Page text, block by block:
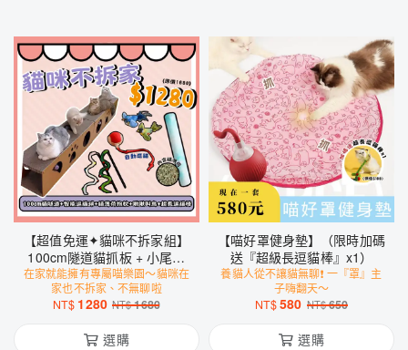
【超值免運✦貓咪不拆家組】
100cm隧道貓抓板 + 小尾巴
智能逗貓球 + 超級長逗貓棒
+ 貓薄荷抱枕 + 會叫的小鳥
玩具
在家就能擁有專屬喵樂園～貓咪在
家也不拆家、不無聊啦
NT$ 1280 NT$1680
選購
【喵好罩健身墊】（限時加碼
送『超級長逗貓棒』x1）
養貓人從不讓貓無聊❗️ 一『罩』主
子嗨翻天～
NT$580 NT$650
選購